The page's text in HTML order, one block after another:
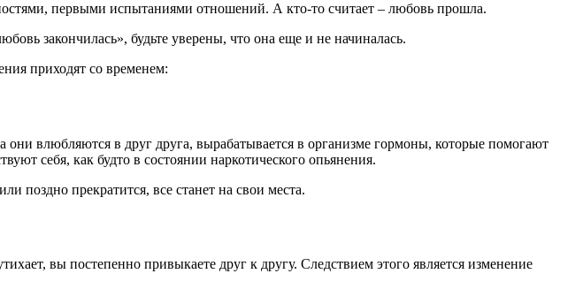
первыми испытаниями отношений. А кто-то считает – любовь прошла.
закончилась», будьте уверены, что она еще и не начиналась.
приходят со временем:
влюбляются в друг друга, вырабатывается в организме гормоны, которые помогают
себя, как будто в состоянии наркотического опьянения.
поздно прекратится, все станет на свои места.
вы постепенно привыкаете друг к другу. Следствием этого является изменение